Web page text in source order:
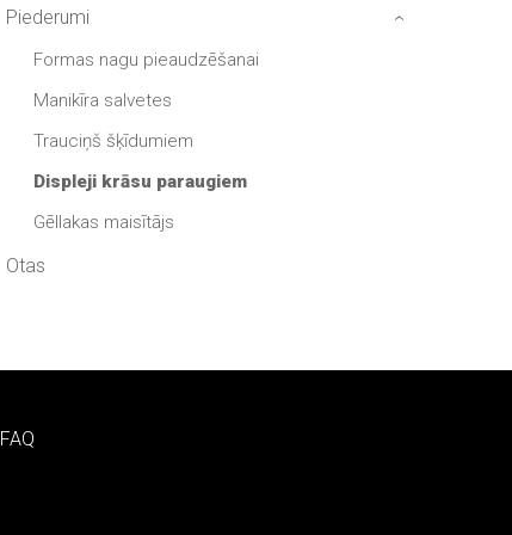
Piederumi
Formas nagu pieaudzēšanai
Manikīra salvetes
Trauciņš šķīdumiem
Displeji krāsu paraugiem
Gēllakas maisītājs
›
Otas
FAQ